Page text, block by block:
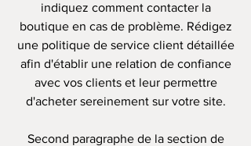
indiquez comment contacter la
boutique en cas de problème. Rédigez
une politique de service client détaillée
afin d'établir une relation de confiance
avec vos clients et leur permettre
d'acheter sereinement sur votre site.
Second paragraphe de la section de